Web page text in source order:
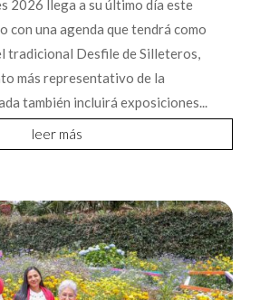
2026 llega a su último día este
con una agenda que tendrá como
tradicional Desfile de Silleteros,
más representativo de la
también incluirá exposiciones...
leer más